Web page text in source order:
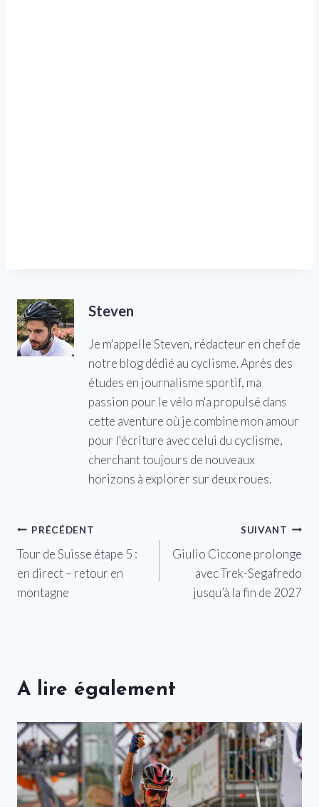
Steven
Je m'appelle Steven, rédacteur en chef de
notre blog dédié au cyclisme. Après des
études en journalisme sportif, ma
passion pour le vélo m'a propulsé dans
cette aventure où je combine mon amour
pour l'écriture avec celui du cyclisme,
cherchant toujours de nouveaux
horizons à explorer sur deux roues.
Navigation
de
l’article
PRÉCÉDENT
Tour de Suisse étape 5 :
en direct – retour en
montagne
SUIVANT
Giulio Ciccone prolonge
avec Trek-Segafredo
jusqu’à la fin de 2027
A lire également